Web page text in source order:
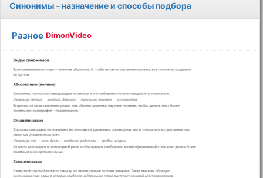
Синонимы – назначение и способы подбора
Разное DimonVideo